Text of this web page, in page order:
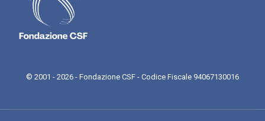
© 2001 - 2026 - Fondazione CSF - Codice Fiscale 94067130016